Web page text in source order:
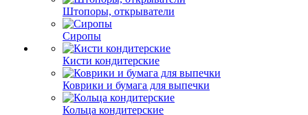
Штопоры, открыватели
Сиропы
Кисти кондитерские
Коврики и бумага для выпечки
Кольца кондитерские